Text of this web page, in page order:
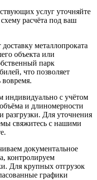
услуг уточняйте
расчёта под ваш
металлопроката
объекта или
парк
что позволяет
вовремя.
индивидуально с учётом
и длиномерности
разгрузки. Для уточнения
свяжитесь с нашими
документальное
контролируем
Для крупных отгрузок
графики